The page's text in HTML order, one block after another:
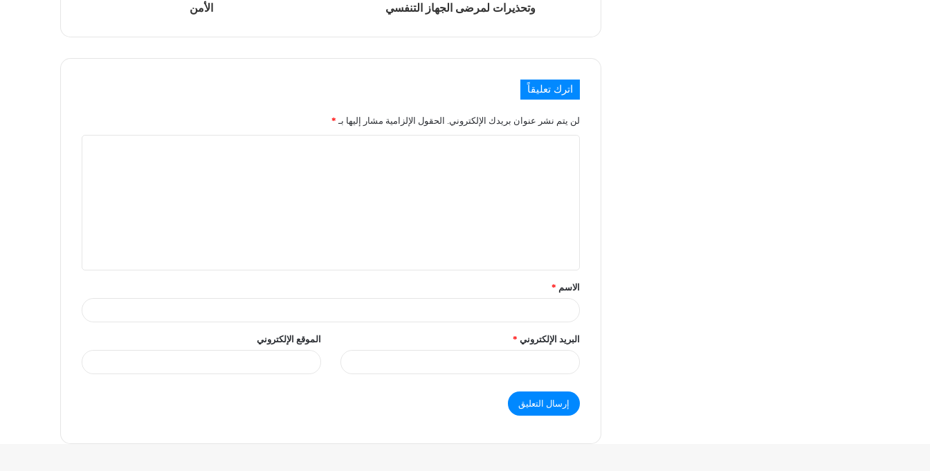
وتحذيرات لمرضى الجهاز التنفسي
الأمن
اترك تعليقاً
لن يتم نشر عنوان بريدك الإلكتروني. الحقول الإلزامية مشار إليها بـ *
الاسم *
البريد الإلكتروني * الموقع الإلكتروني